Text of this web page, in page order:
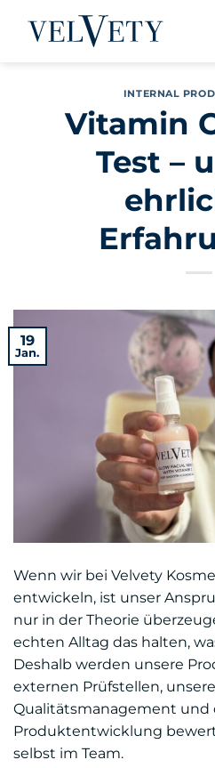
Inhalt
INTERNAL
Vitamin
Test –
19
Jan.
Wenn wir bei Velvety
entwickeln, ist unser
nur in der Theorie
echten Alltag das halten,
Deshalb werden unsere
externen Prüfstellen,
Qualitätsmanagement und
Produktentwicklung
selbst im Team.